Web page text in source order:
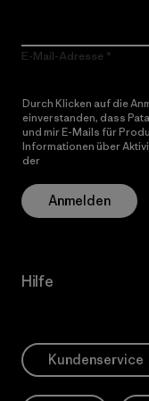
E-Mail-Adresse
Durch Klicken auf die
einverstanden, dass
und mir E-Mails für
Informationen über
der
Anmelden
Hilfe
Kundenservice